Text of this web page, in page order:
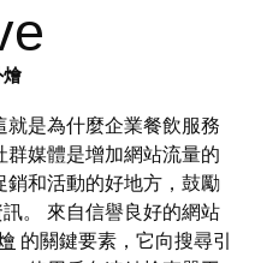
燴
是為什麼企業餐飲服務
媒體是增加網站流量的
銷和活動的好地方，鼓勵
。 來自信譽良好的網站
的關鍵要素，它向搜尋引